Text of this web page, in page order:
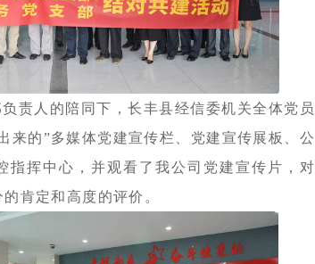
责人的陪同下，长丰县经信委机关全体党员
来的”多媒体党建宣传栏、党建宣传展板、公
指挥中心，并观看了我公司党建宣传片，对
肯定和高度的评价。